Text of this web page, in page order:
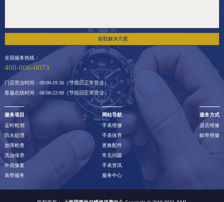
获取解决方案
全国服务热线：
400-006-0073
门店营业时间：09:00-19:30（节假日正常营业）
客服在线时间：08:00-22:00（节假日正常营业）
服务项目
走时检测
防水处理
故障检查
洗油保养
外观修复
表带服务
网站导航
手表维修
手表保养
更换配件
常见问题
手表资讯
服务中心
服务方式
进店维修
邮寄维修